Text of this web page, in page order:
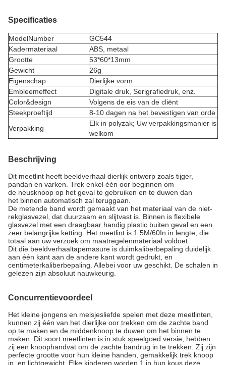
Specificaties
ModelNumber
GC544
Kadermateriaal
ABS, metaal
Grootte
53*60*13mm
Gewicht
26g
Eigenschap
Dierlijke vorm
Embleemeffect
Digitale druk, Serigrafiedruk, enz.
Color&design
Volgens de eis van de cliënt
Steekproeftijd
8-10 dagen na het bevestigen van orde
Verpakking
Elk in polyzak; Uw verpakkingsmanier is
welkom
Beschrijving
Dit meetlint heeft beeldverhaal dierlijk ontwerp zoals tijger,
pandan en varken. Trek enkel één oor beginnen om
de neusknoop op het geval te gebruiken en te duwen dan
het binnen automatisch zal teruggaan.
De metende band wordt gemaakt van het materiaal van de niet-
rekglasvezel, dat duurzaam en slijtvast is. Binnen is flexibele
glasvezel met een draagbaar handig plastic buiten geval en een
zeer belangrijke ketting. Het meetlint is 1.5M/60In in lengte, die
totaal aan uw verzoek om maatregelenmateriaal voldoet.
Dit die beeldverhaaltapemasure is duimkaliberbepaling duidelijk
aan één kant aan de andere kant wordt gedrukt, en
centimeterkaliberbepaling. Allebei voor uw geschikt. De schalen in
gelezen zijn absoluut nauwkeurig.
Concurrentievoordeel
Het kleine jongens en meisjesliefde spelen met deze meetlinten,
kunnen zij één van het dierlijke oor trekken om de zachte band
op te maken en de middenknoop te duwen om het binnen te
maken. Dit soort meetlinten is in stuk speelgoed versie, hebben
zij een knoophandvat om de zachte bandrug in te trekken. Zij zijn
perfecte grootte voor hun kleine handen, gemakkelijk trek knoop
in, en lichtgewicht. Elke kinderen worden 1 in hun kous deze